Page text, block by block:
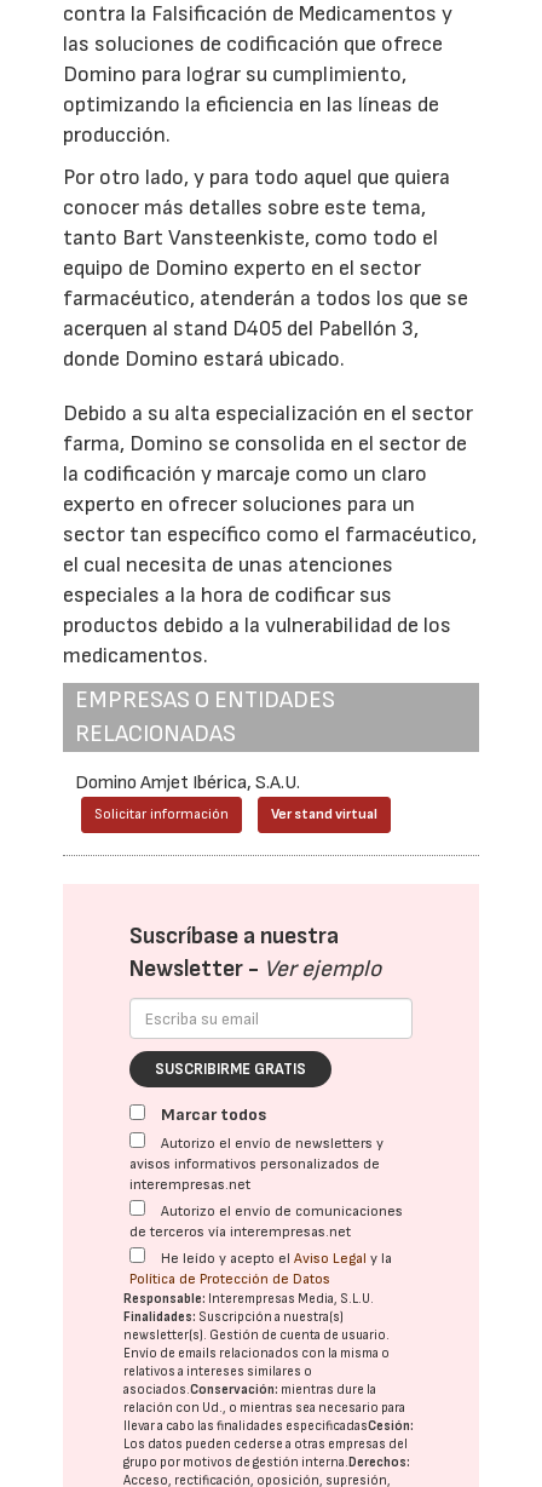
contra la Falsificación de Medicamentos y
las soluciones de codificación que ofrece
Domino para lograr su cumplimiento,
optimizando la eficiencia en las líneas de
producción.
Por otro lado, y para todo aquel que quiera
conocer más detalles sobre este tema,
tanto Bart Vansteenkiste, como todo el
equipo de Domino experto en el sector
farmacéutico, atenderán a todos los que se
acerquen al stand D405 del Pabellón 3,
donde Domino estará ubicado.
Debido a su alta especialización en el sector
farma, Domino se consolida en el sector de
la codificación y marcaje como un claro
experto en ofrecer soluciones para un
sector tan específico como el farmacéutico,
el cual necesita de unas atenciones
especiales a la hora de codificar sus
productos debido a la vulnerabilidad de los
medicamentos.
EMPRESAS O ENTIDADES
RELACIONADAS
Domino Amjet Ibérica, S.A.U.
Solicitar información Ver stand virtual
Suscríbase a nuestra
Newsletter - Ver ejemplo
SUSCRIBIRME GRATIS
Marcar todos
Autorizo el envío de newsletters y
avisos informativos personalizados de
interempresas.net
Autorizo el envío de comunicaciones
de terceros vía interempresas.net
He leído y acepto elAviso Legal y la
Política de Protección de Datos
Responsable: Interempresas Media, S.L.U.
Finalidades: Suscripción a nuestra(s)
newsletter(s). Gestión de cuenta de usuario.
Envío de emails relacionados con la misma o
relativos a intereses similares o
asociados.Conservación: mientras dure la
relación con Ud., o mientras sea necesario para
llevar a cabo las finalidades especificadasCesión:
Los datos pueden cederse a otras empresas del
grupo por motivos de gestión interna. Derechos:
Acceso, rectificación, oposición, supresión,